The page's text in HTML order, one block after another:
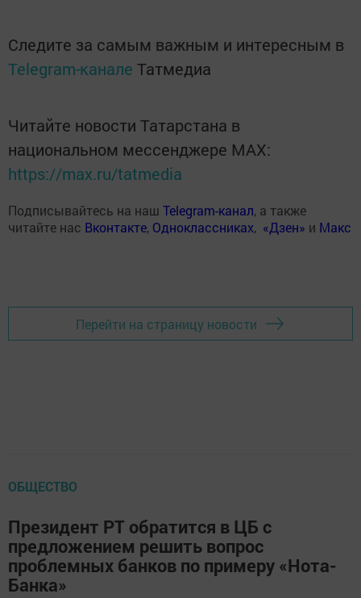
Следите за самым важным и интересным в
Telegram-канале Татмедиа
Читайте новости Татарстана в
национальном мессенджере MАХ:
https://max.ru/tatmedia
Подписывайтесь на наш Telegram-канал, а также
читайте нас Вконтакте, Одноклассниках, «Дзен» и Макс
Перейти на страницу новости
ОБЩЕСТВО
Президент РТ обратится в ЦБ с
предложением решить вопрос
проблемных банков по примеру «Нота-
Банка»